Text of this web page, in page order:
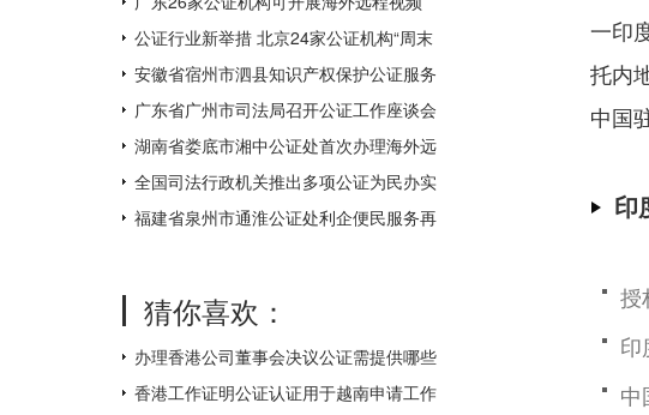
公证，为全国数量最多
公证行业新举措 北京24家公证机构“周末
不打烊
安徽省宿州市泗县知识产权保护公证服务
中心揭牌成立
广东省广州市司法局召开公证工作座谈会
湖南省娄底市湘中公证处首次办理海外远
程视频公证 让距离不再遥远
全国司法行政机关推出多项公证为民办实
事措施
福建省泉州市通淮公证处利企便民服务再
猜你喜欢：
办理香港公司董事会决议公证需提供哪些
附件？
香港工作证明公证认证用于越南申请工作
一印
托内
中国
印
授
印
中